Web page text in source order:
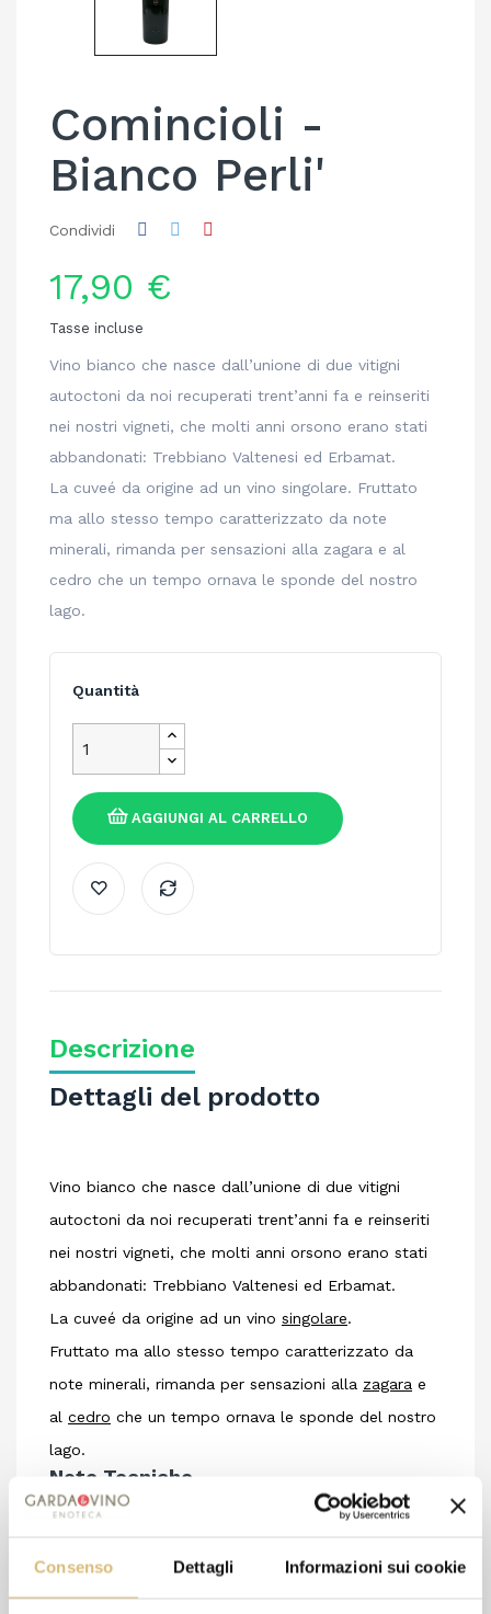
Consenso Dettagli Informazioni sui cookie
Comincioli -
Bianco Perli'
Condividi
17,90 €
Tasse incluse
Vino bianco che nasce dall’unione di due vitigni
autoctoni da noi recuperati trent’anni fa e reinseriti
nei nostri vigneti, che molti anni orsono erano stati
abbandonati: Trebbiano Valtenesi ed Erbamat.
La cuveé da origine ad un vino singolare. Fruttato
ma allo stesso tempo caratterizzato da note
minerali, rimanda per sensazioni alla zagara e al
cedro che un tempo ornava le sponde del nostro
lago.
Quantità
AGGIUNGI AL CARRELLO
Descrizione
Dettagli del prodotto
Vino bianco che nasce dall’unione di due vitigni
autoctoni da noi recuperati trent’anni fa e reinseriti
nei nostri vigneti, che molti anni orsono erano stati
abbandonati: Trebbiano Valtenesi ed Erbamat.
La cuveé da origine ad un vino singolare.
Fruttato ma allo stesso tempo caratterizzato da
note minerali, rimanda per sensazioni alla zagara e
al cedro che un tempo ornava le sponde del nostro
lago.
Note Tecniche
Annata: 2020
Uvaggio: Trebbiano Valtenesi, Erbamat